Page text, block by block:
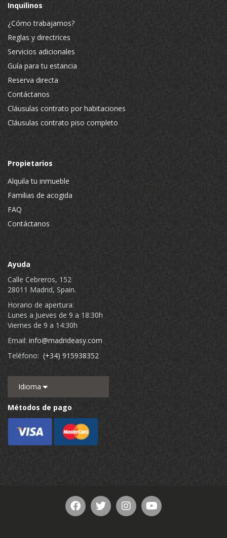
Inquilinos
¿Cómo trabajamos?
Reglas y directrices
Servicios adicionales
Guía para tu estancia
Reserva directa
Contáctanos
Cláusulas contrato por habitaciones
Cláusulas contrato piso completo
Propietarios
Alquila tu inmueble
Familias de acogida
FAQ
Contáctanos
Ayuda
Calle Cebreros, 152
28011 Madrid, Spain.
Horario de apertura:
Lunes a Jueves de 9 a 18:30h
Viernes de 9 a 14:30h
Email: info@madrideasy.com
Teléfono: (+34) 915938352
Idioma
Métodos de pago